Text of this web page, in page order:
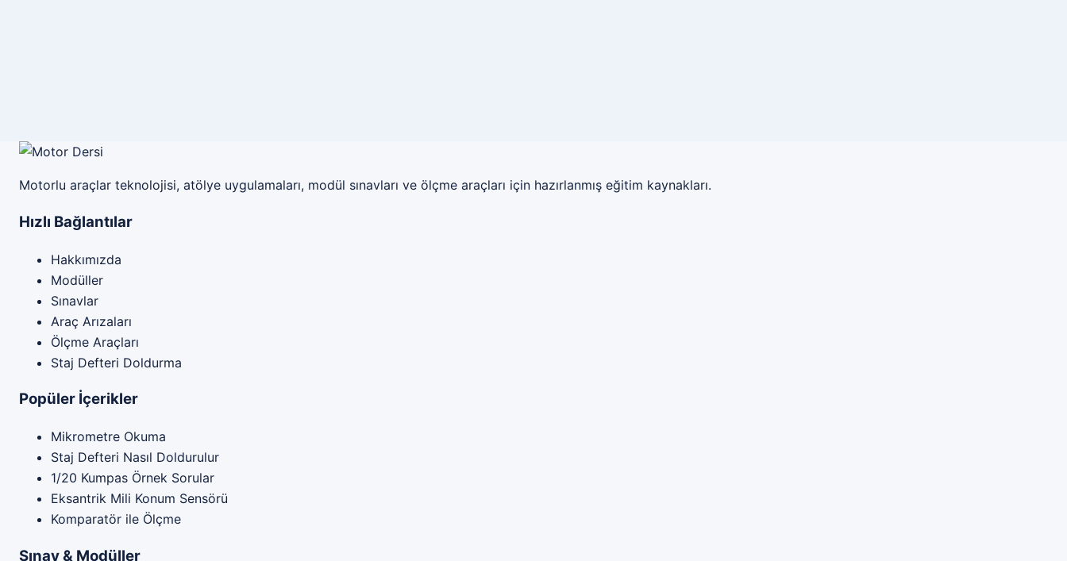
Motor Dersi
Motorlu araçlar teknolojisi, atölye uygulamaları, modül sınavları ve ölçme araçları için hazırlanmış eğitim kaynakları.
Hızlı Bağlantılar
Hakkımızda
Modüller
Sınavlar
Araç Arızaları
Ölçme Araçları
Staj Defteri Doldurma
Popüler İçerikler
Mikrometre Okuma
Staj Defteri Nasıl Doldurulur
1/20 Kumpas Örnek Sorular
Eksantrik Mili Konum Sensörü
Komparatör ile Ölçme
Sınav & Modüller